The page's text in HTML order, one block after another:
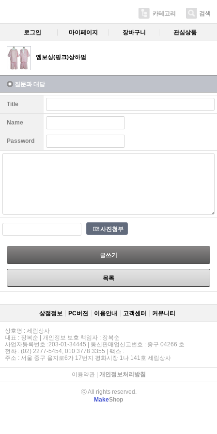
카테고리 검색
로그인 마이페이지 장바구니 관심상품
엠보싱(핑크)상하벌
질문과 대답
Title
Name
Password
사진첨부
글쓰기
목록
상점정보 PC버젼 이용안내 고객센터 커뮤니티
상호명 : 세림상사
대표 : 장복순 | 개인정보 보호 책임자 : 장복순
사업자등록번호 :203-01-34445 | 통신판매업신고번호 : 중구 04266 호
전화 : (02) 2277-5454, 010 3778 3355 | 팩스 :
주소 : 서울 중구 을지로6가 17번지 평화시장 1나 141호 세림상사
이용약관| 개인정보처리방침
ⓒ All rights reserved.
MakeShop